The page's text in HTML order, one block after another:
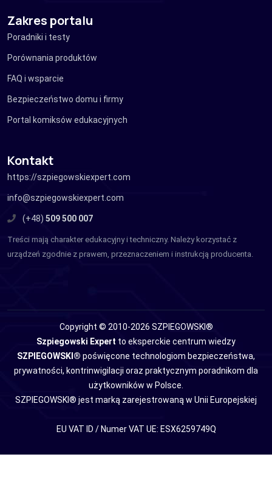
Zakres portalu
Poradniki i testy
Porównania produktów
FAQ i wsparcie
Bezpieczeństwo domu i firmy
Portal komiksów edukacyjnych
Kontakt
https://szpiegowskiexpert.com
info@szpiegowskiexpert.com
(+48) 509 500 007
Treści mają charakter edukacyjny i techniczny. Należy korzystać z
urządzeń zgodnie z prawem, przeznaczeniem i instrukcją producenta.
Copyright © 2010-2026 SZPIEGOWSKI®
Szpiegowski Expert to eksperckie centrum wiedzy
SZPIEGOWSKI® poświęcone technologiom bezpieczeństwa,
prywatności, kontrinwigilacji oraz praktycznym poradnikom dla
użytkowników w Polsce.
SZPIEGOWSKI® jest marką zarejestrowaną w Unii Europejskiej
EU VAT ID / Numer VAT UE: ESX6259749Q